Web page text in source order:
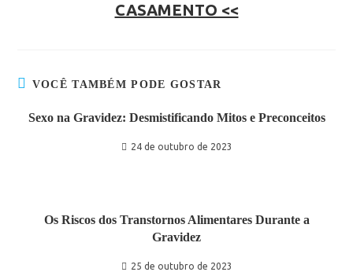
CASAMENTO <<
VOCÊ TAMBÉM PODE GOSTAR
Sexo na Gravidez: Desmistificando Mitos e Preconceitos
24 de outubro de 2023
Os Riscos dos Transtornos Alimentares Durante a
Gravidez
25 de outubro de 2023